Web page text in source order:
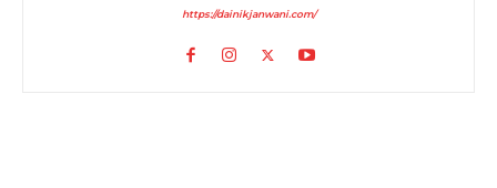
https://dainikjanwani.com/